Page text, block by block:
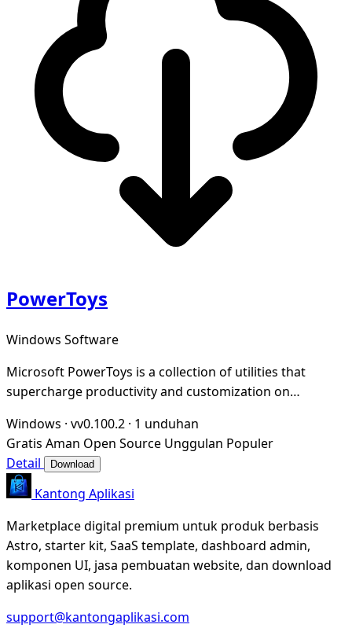
PowerToys
Windows Software
Microsoft PowerToys is a collection of utilities that
supercharge productivity and customization on
Windows · vv0.100.2 · 1 unduhan
Gratis Aman Open Source Unggulan Populer
Detail
Download
Kantong Aplikasi
Marketplace digital premium untuk produk berbasis
Astro, starter kit, SaaS template, dashboard admin,
komponen UI, jasa pembuatan website, dan download
aplikasi open source.
support@kantongaplikasi.com